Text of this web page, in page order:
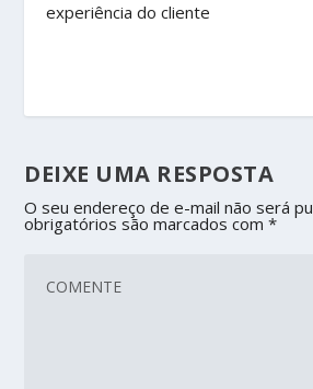
experiência do cliente
DEIXE UMA RESPOSTA
O seu endereço de e-mail não será
obrigatórios são marcados com*